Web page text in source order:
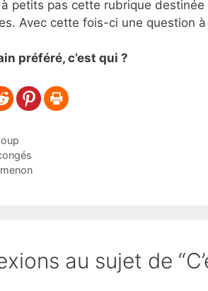
petits pas cette rubrique destinée
Avec cette fois-ci une question
préféré, c’est qui ?
au sujet de